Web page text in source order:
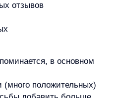
месяце?»
она есть), и пишет:
если текущие
вклад
и регион Центр.»